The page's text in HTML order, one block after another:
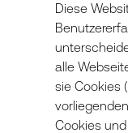
Diese
alle
sie Cookies
Cookies